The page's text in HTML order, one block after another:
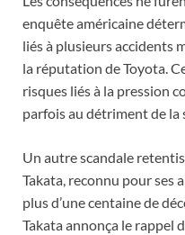
enquête américaine
liés à plusieurs accidents
la réputation de Toyota.
risques liés à la pression
parfois au détriment de
Un autre scandale
Takata, reconnu pour ses
plus d’une centaine de
Takata annonça le rappel